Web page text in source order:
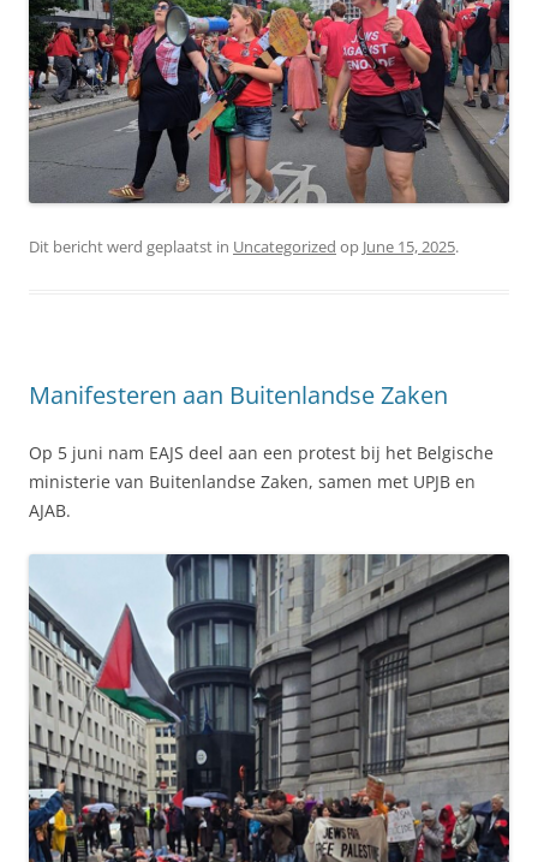
Dit bericht werd geplaatst in Uncategorized op June 15, 2025.
Manifesteren aan Buitenlandse Zaken
Op 5 juni nam EAJS deel aan een protest bij het Belgische
ministerie van Buitenlandse Zaken, samen met UPJB en
AJAB.